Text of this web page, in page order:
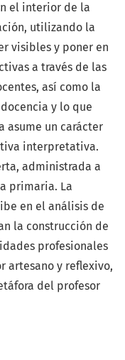
el interior de la
utilizando la
visibles y poner en
a través de las
así como la
y lo que
asume un carácter
interpretativa.
administrada a
primaria. La
en el análisis de
la construcción de
profesionales
artesano y reflexivo,
del profesor